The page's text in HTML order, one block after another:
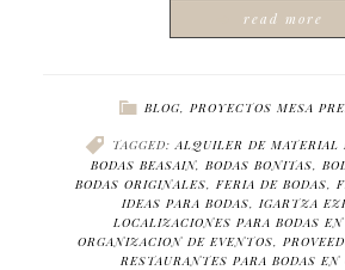
read more
BLOG, PROYECTOS MESA
TAGGED:ALQUILER DE MATERIAL
BODAS BEASAIN, BODAS BONITAS,
BODAS ORIGINALES, FERIA DE BODAS,
IDEAS PARA BODAS, IGARTZA
LOCALIZACIONES PARA BODAS
ORGANIZACION DE EVENTOS,
RESTAURANTES PARA BODAS EN